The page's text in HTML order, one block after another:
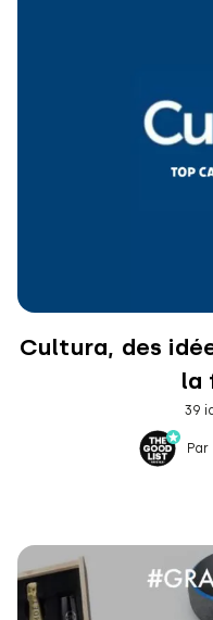
Cultura, des
la
39
Par